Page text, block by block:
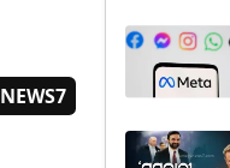
NEWS7